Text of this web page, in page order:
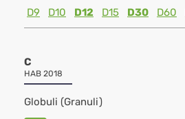
D9
D10 D12 D15 D30 D60
C
HAB 2018
Globuli (Granuli)